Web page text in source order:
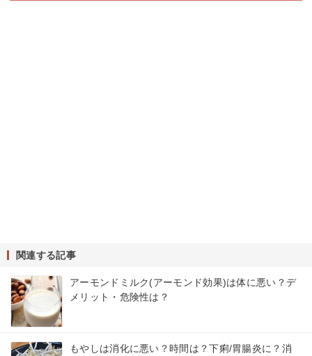
関連する記事
アーモンドミルク(アーモンド効果)は体に悪い？デ
メリット・危険性は？
もやしは消化に悪い？時間は？下痢/胃腸炎に？消